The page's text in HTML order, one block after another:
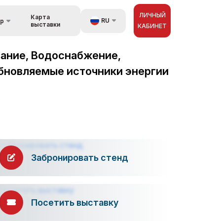
Карта
выставки
RU
EN
ЛИЧНЫЙ
КАБИНЕТ
Водоснабжение,
источники энергии
Забронировать стенд
Посетить выставку